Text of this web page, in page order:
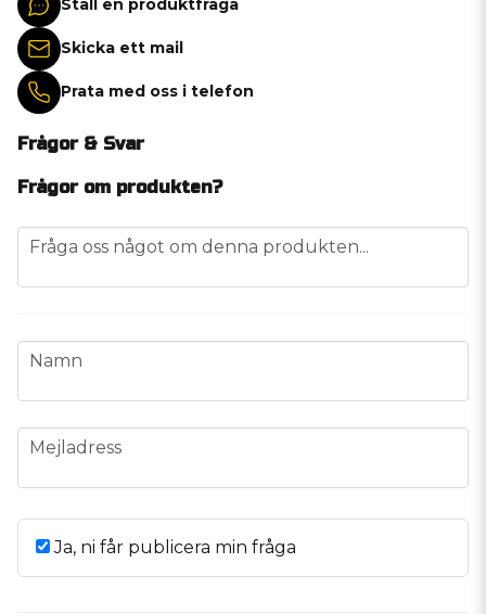
Ställ en produktfråga
Skicka ett mail
Prata med oss i telefon
Frågor & Svar
Frågor om produkten?
question
Fråga oss något om denna produkten...
name
Namn
email
Mejladress
Ja, ni får publicera min fråga